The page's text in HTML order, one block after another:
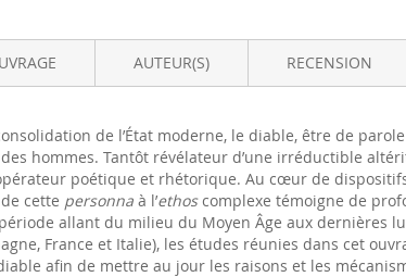
de l’État moderne, le diable, être de
hommes. Tantôt révélateur d’une irréductible
poétique et rhétorique. Au cœur de
cette personna à l’ethoscomplexe témoigne de
allant du milieu du Moyen Âge aux dernières
France et Italie), les études réunies dans cet
afin de mettre au jour les raisons et les
AUTEUR(S) RECENSION